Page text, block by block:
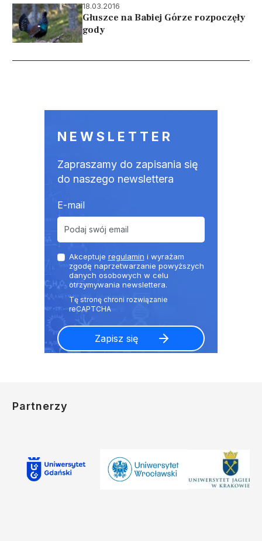
18.03.2016
Głuszce na Babiej Górze rozpoczęły
gody
NEWSLETTER
Zapraszamy do zapisania się
do naszego newslettera
E-mail
Akceptuje regulamin i wyrażam
zgodę naprzetwarzanie powyższych
danych osobowych w celu
otrzymywania newslettera.
Partnerzy